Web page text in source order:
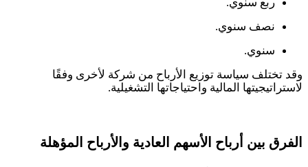
ربع سنوي.
نصف سنوي.
سنوي.
وقد تختلف سياسة توزيع الأرباح من شركة لأخرى وفقًا
لاستراتيجيتها المالية واحتياجاتها التشغيلية.
الفرق بين أرباح الأسهم العادية والأرباح المؤهلة